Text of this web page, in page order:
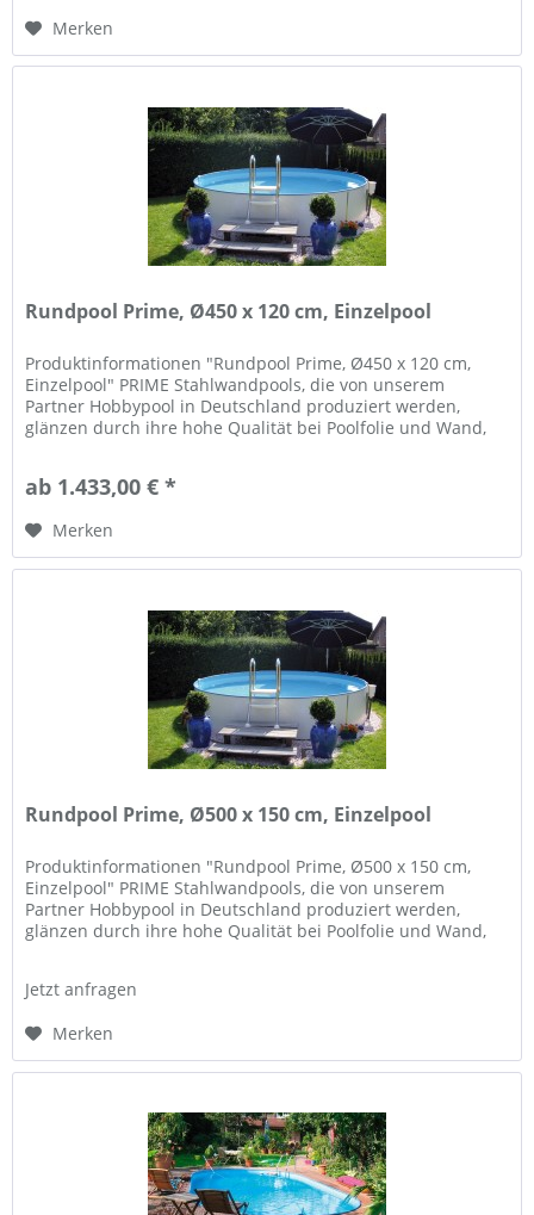
Merken
Rundpool Prime, Ø450 x 120 cm, Einzelpool
Produktinformationen "Rundpool Prime, Ø450 x 120 cm,
Einzelpool" PRIME Stahlwandpools, die von unserem
Partner Hobbypool in Deutschland produziert werden,
glänzen durch ihre hohe Qualität bei Poolfolie und Wand,
ab 1.433,00 € *
Merken
Rundpool Prime, Ø500 x 150 cm, Einzelpool
Produktinformationen "Rundpool Prime, Ø500 x 150 cm,
Einzelpool" PRIME Stahlwandpools, die von unserem
Partner Hobbypool in Deutschland produziert werden,
glänzen durch ihre hohe Qualität bei Poolfolie und Wand,
Jetzt anfragen
Merken